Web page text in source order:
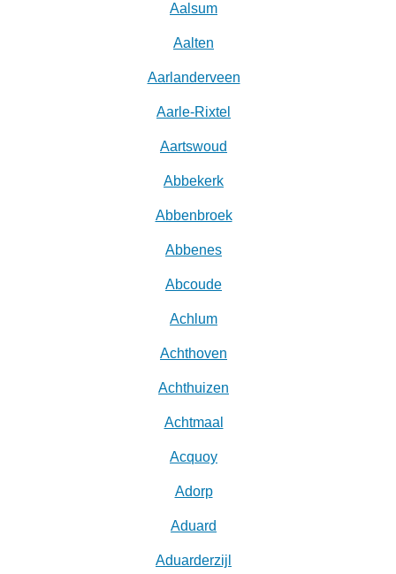
Aalsum
Aalten
Aarlanderveen
Aarle-Rixtel
Aartswoud
Abbekerk
Abbenbroek
Abbenes
Abcoude
Achlum
Achthoven
Achthuizen
Achtmaal
Acquoy
Adorp
Aduard
Aduarderzijl